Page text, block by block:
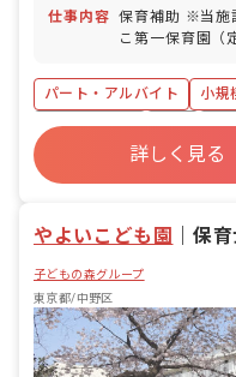
員の満足度が高
つです。
仕事内容 保育補助 ※当施設は小規模保育園もりの
こ第一保育園（
に保育を行なっ
パート・アルバイト 小規
社会保険完備
有給
福
新卒も歓迎
詳しく見る
やよいこども園 ｜保育
子どもの森グループ
東京都/中野区